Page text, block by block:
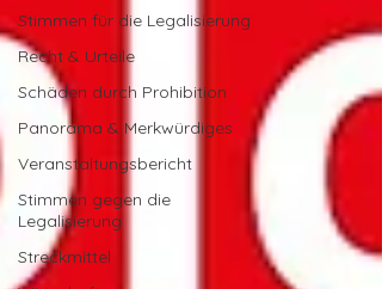
Stimmen für die Legalisierung
Recht & Urteile
Schäden durch Prohibition
Panorama & Merkwürdiges
Veranstaltungsbericht
Stimmen gegen die
Legalisierung
Streckmittel